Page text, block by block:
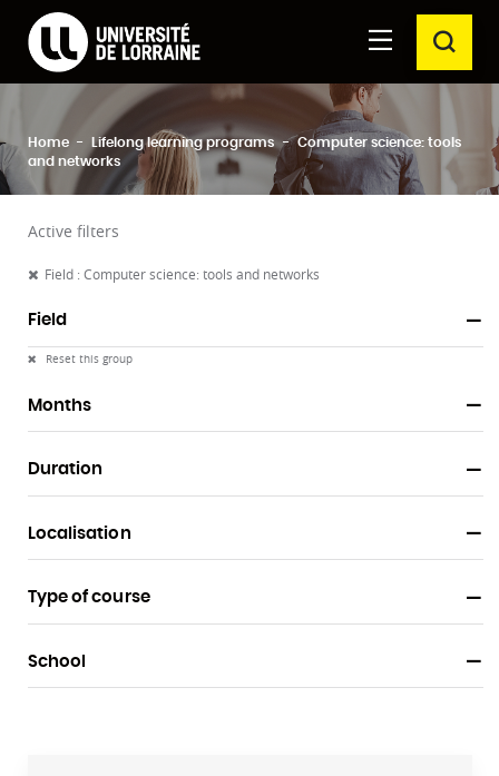
contenu
principal
moteur
de
recherche
Formations Université de Lorraine
Search
Close
Home Lifelong learning programs
Computer science: tools
and networks
Active filters
Field : Computer science: tools and networks
Field
Reset this group
Months
Duration
Localisation
Type of course
School